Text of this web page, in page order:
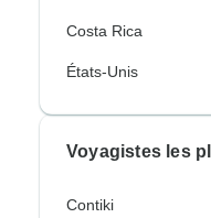
Costa Rica
États-Unis
Voyagistes les
Contiki